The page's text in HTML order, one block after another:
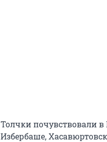
Толчки почувствовали в
Избербаше,